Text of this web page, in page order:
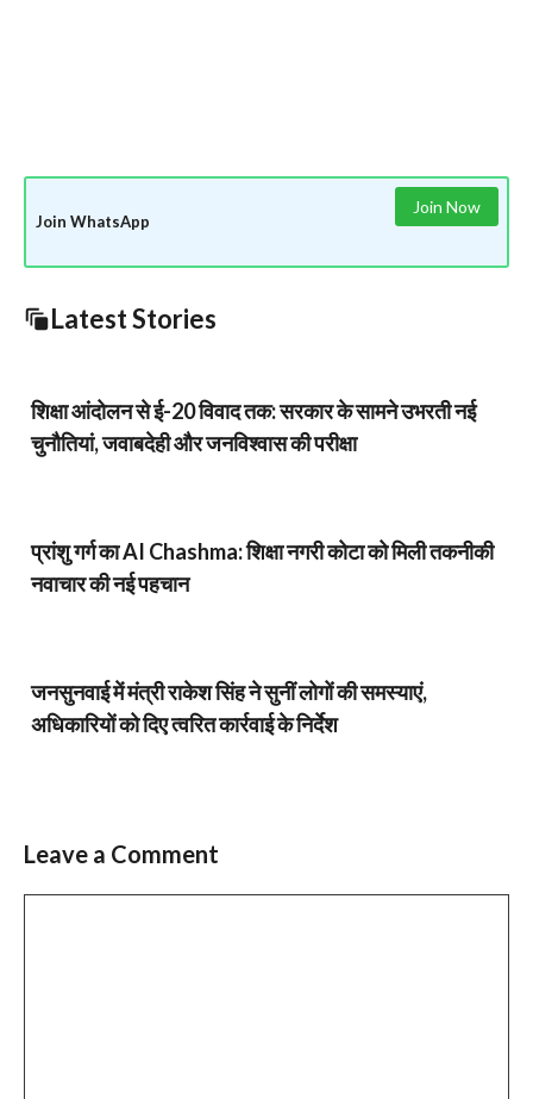
Join WhatsApp
Join Now
Latest Stories
शिक्षा आंदोलन से ई-20 विवाद तक: सरकार के सामने उभरती नई
चुनौतियां, जवाबदेही और जनविश्वास की परीक्षा
प्रांशु गर्ग का AI Chashma: शिक्षा नगरी कोटा को मिली तकनीकी
नवाचार की नई पहचान
जनसुनवाई में मंत्री राकेश सिंह ने सुनीं लोगों की समस्याएं,
अधिकारियों को दिए त्वरित कार्रवाई के निर्देश
Leave a Comment